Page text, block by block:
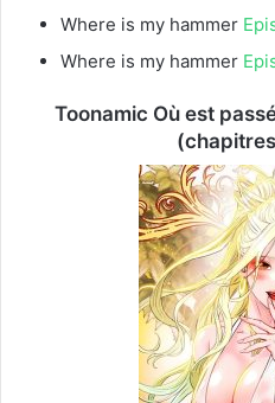
Where is my hammer
Where is my hammer
Toonamic Où est